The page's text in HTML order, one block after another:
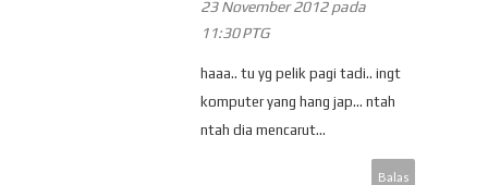
23 November 2012 pada
11:30 PTG
haaa.. tu yg pelik pagi tadi.. ingt
komputer yang hang jap... ntah
ntah dia mencarut...
Balas